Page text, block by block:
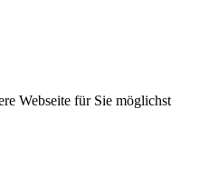
Webseite für Sie möglichst